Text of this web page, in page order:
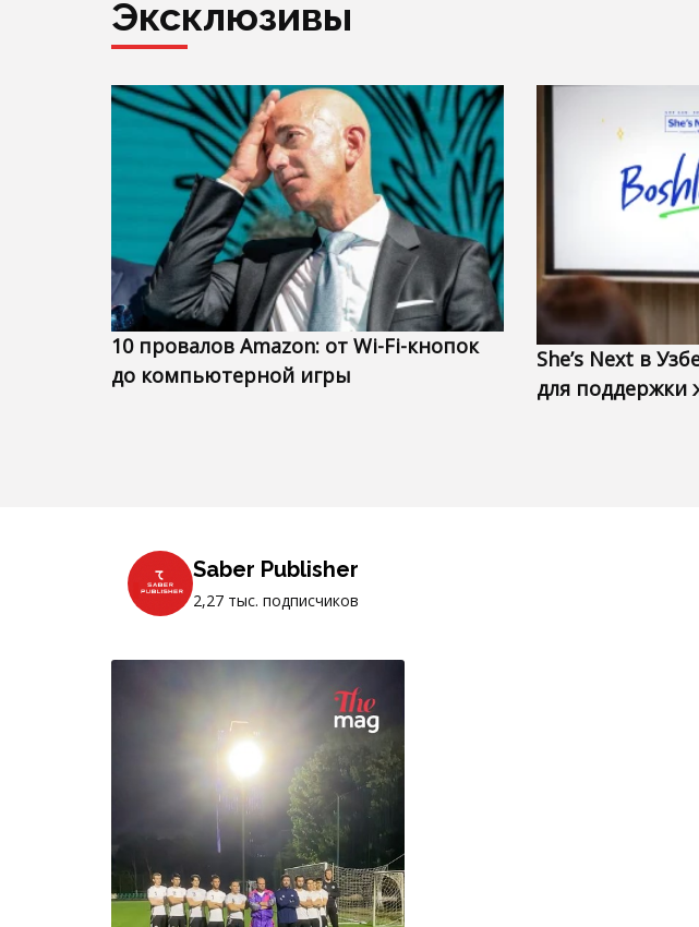
Эксклюзивы
10 провалов Amazon: от Wi-Fi-кнопок
до компьютерной игры
She’s Next в
для поддержки
Saber Publisher
2,27 тыс. подписчиков